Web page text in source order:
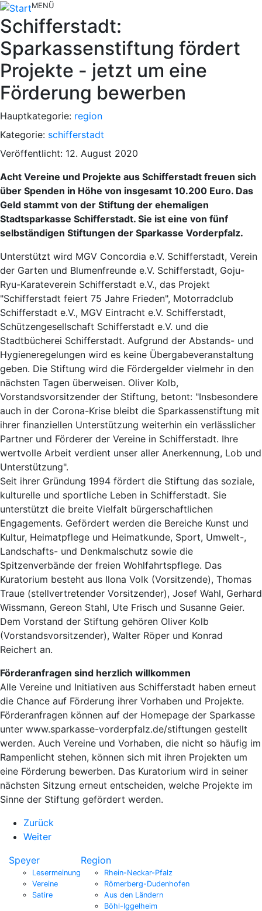
MENÜ
Schifferstadt:
Sparkassenstiftung fördert
Projekte - jetzt um eine
Förderung bewerben
Hauptkategorie: region
Kategorie: schifferstadt
Veröffentlicht: 12. August 2020
Acht Vereine und Projekte aus Schifferstadt freuen sich
über Spenden in Höhe von insgesamt 10.200 Euro. Das
Geld stammt von der Stiftung der ehemaligen
Stadtsparkasse Schifferstadt. Sie ist eine von fünf
selbständigen Stiftungen der Sparkasse Vorderpfalz.
Unterstützt wird MGV Concordia e.V. Schifferstadt, Verein
der Garten und Blumenfreunde e.V. Schifferstadt, Goju-
Ryu-Karateverein Schifferstadt e.V., das Projekt
"Schifferstadt feiert 75 Jahre Frieden", Motorradclub
Schifferstadt e.V., MGV Eintracht e.V. Schifferstadt,
Schützengesellschaft Schifferstadt e.V. und die
Stadtbücherei Schifferstadt. Aufgrund der Abstands- und
Hygieneregelungen wird es keine Übergabeveranstaltung
geben. Die Stiftung wird die Fördergelder vielmehr in den
nächsten Tagen überweisen. Oliver Kolb,
Vorstandsvorsitzender der Stiftung, betont: "Insbesondere
auch in der Corona-Krise bleibt die Sparkassenstiftung mit
ihrer finanziellen Unterstützung weiterhin ein verlässlicher
Partner und Förderer der Vereine in Schifferstadt. Ihre
wertvolle Arbeit verdient unser aller Anerkennung, Lob und
Unterstützung".
Seit ihrer Gründung 1994 fördert die Stiftung das soziale,
kulturelle und sportliche Leben in Schifferstadt. Sie
unterstützt die breite Vielfalt bürgerschaftlichen
Engagements. Gefördert werden die Bereiche Kunst und
Kultur, Heimatpflege und Heimatkunde, Sport, Umwelt-,
Landschafts- und Denkmalschutz sowie die
Spitzenverbände der freien Wohlfahrtspflege. Das
Kuratorium besteht aus Ilona Volk (Vorsitzende), Thomas
Traue (stellvertretender Vorsitzender), Josef Wahl, Gerhard
Wissmann, Gereon Stahl, Ute Frisch und Susanne Geier.
Dem Vorstand der Stiftung gehören Oliver Kolb
(Vorstandsvorsitzender), Walter Röper und Konrad
Reichert an.
Förderanfragen sind herzlich willkommen
Alle Vereine und Initiativen aus Schifferstadt haben erneut
die Chance auf Förderung ihrer Vorhaben und Projekte.
Förderanfragen können auf der Homepage der Sparkasse
unter www.sparkasse-vorderpfalz.de/stiftungen gestellt
werden. Auch Vereine und Vorhaben, die nicht so häufig im
Rampenlicht stehen, können sich mit ihren Projekten um
eine Förderung bewerben. Das Kuratorium wird in seiner
nächsten Sitzung erneut entscheiden, welche Projekte im
Sinne der Stiftung gefördert werden.
Zurück
Weiter
Speyer
Lesermeinung
Vereine
Satire
Region
Rhein-Neckar-Pfalz
Römerberg-Dudenhofen
Aus den Ländern
Böhl-Iggelheim